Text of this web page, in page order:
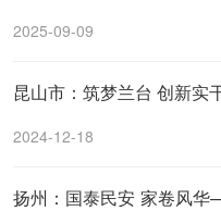
2025-09-09
昆山市：筑梦兰台 创新实
2024-12-18
扬州：国泰民安 家卷风